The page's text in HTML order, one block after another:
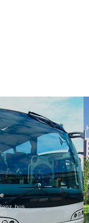
Hotels in Uzbekistan
We have all hotels in Uzbekistan